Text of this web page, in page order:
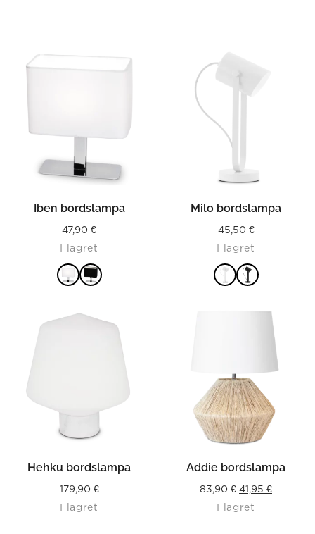
LÄS MER
Iben bordslampa
47,90 €
I lagret
Milo bordslampa
45,50 €
I lagret
Hehku bordslampa
179,90 €
I lagret
Addie bordslampa
83,90€ Original
price
41,95 €Current
I lagret